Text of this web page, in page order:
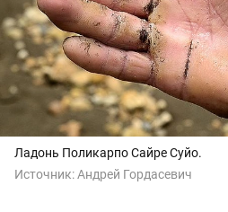
Ладонь Поликарпо Сайре Суйо.
Источник:Андрей Гордасевич